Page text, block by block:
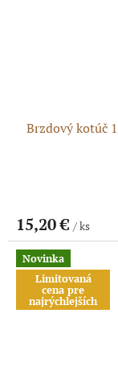
Brzdový kotúč
15,20 € / ks
Novinka
Limitovaná
cena pre
najrýchlejších